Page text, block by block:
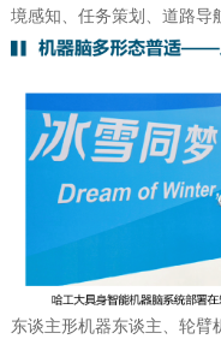
境感知、任务策划、道路导
东谈主形机器东谈主、轮